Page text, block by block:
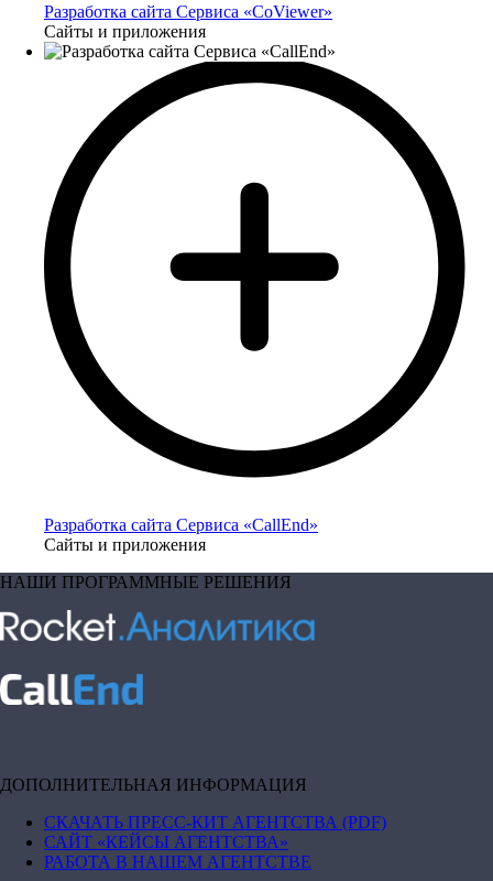
Разработка сайта Сервиса «CoViewer»
Сайты и приложения
Разработка сайта Сервиса «CallEnd»
Сайты и приложения
НАШИ ПРОГРАММНЫЕ РЕШЕНИЯ
ДОПОЛНИТЕЛЬНАЯ ИНФОРМАЦИЯ
СКАЧАТЬ ПРЕСС-КИТ АГЕНТСТВА (PDF)
САЙТ «КЕЙСЫ АГЕНТСТВА»
РАБОТА В НАШЕМ АГЕНТСТВЕ